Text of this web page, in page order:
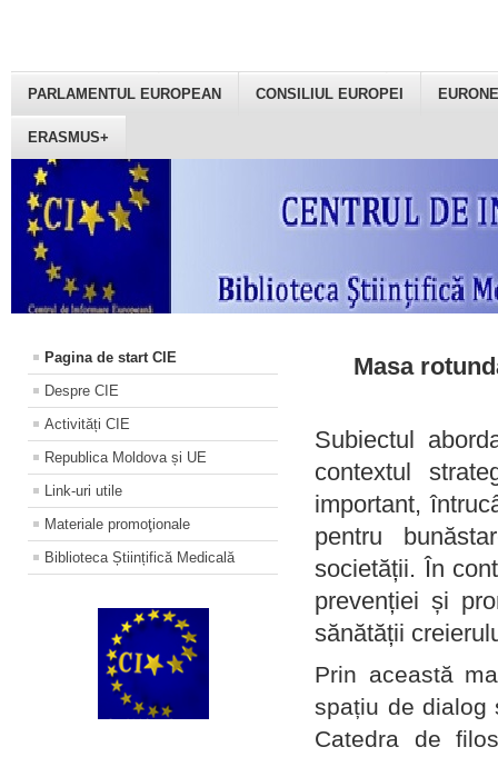
PARLAMENTUL EUROPEAN CONSILIUL EUROPEI
ERASMUS+
Pagina de start CIE
Despre CIE
Activități CIE
Republica Moldova și UE
Link-uri utile
Materiale promoţionale
Biblioteca Științifică Medicală
Masa
Subiectul
contextul
important,
pentru
societății. În
prevenției și
sănătății
Prin această
spațiu de dialog
Catedra de